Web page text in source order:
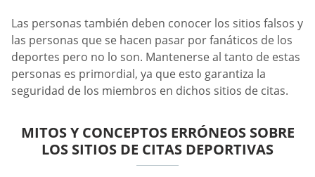
Las personas también deben conocer los sitios falsos y
las personas que se hacen pasar por fanáticos de los
deportes pero no lo son. Mantenerse al tanto de estas
personas es primordial, ya que esto garantiza la
seguridad de los miembros en dichos sitios de citas.
MITOS Y CONCEPTOS ERRÓNEOS SOBRE
LOS SITIOS DE CITAS DEPORTIVAS